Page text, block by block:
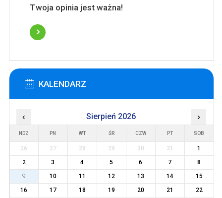
Twoja opinia jest ważna!
KALENDARZ
‹ Sierpień 2026 ›
NDZ PN WT ŚR CZW PT SOB
26 27 28 29 30 31
1
2
3 4 5 6 7
8
9
10 11 12 13 14
15
16
17 18 19 20 21
22